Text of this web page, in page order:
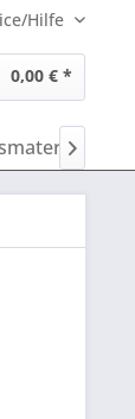
Hilfe
0,00 € *
